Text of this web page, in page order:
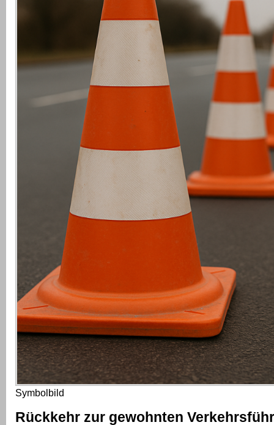
Symbolbild
Rückkehr zur gewohnten